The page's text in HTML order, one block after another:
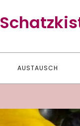
AUSTAUSCH